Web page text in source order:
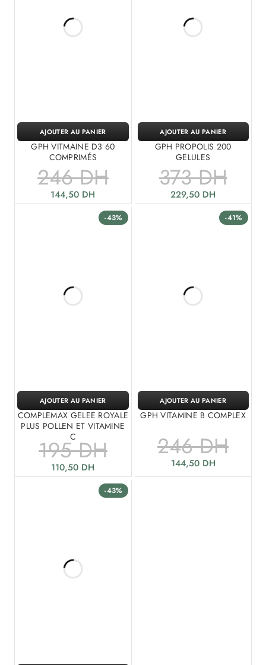
GPH VITMAINE D3 60
COMPRIMÉS
246DH
144,50 DH
AJOUTER AU PANIER
GPH PROPOLIS 200
GELULES
373DH
229,50 DH
AJOUTER AU PANIER
-43%
COMPLEMAX GELEE ROYALE
PLUS POLLEN ET VITAMINE
C
195DH
110,50 DH
AJOUTER AU PANIER
-41%
GPH VITAMINE B COMPLEX
246DH
144,50 DH
AJOUTER AU PANIER
-43%